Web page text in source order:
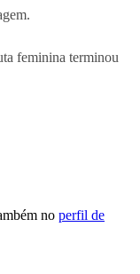
feminina terminou
no perfil de